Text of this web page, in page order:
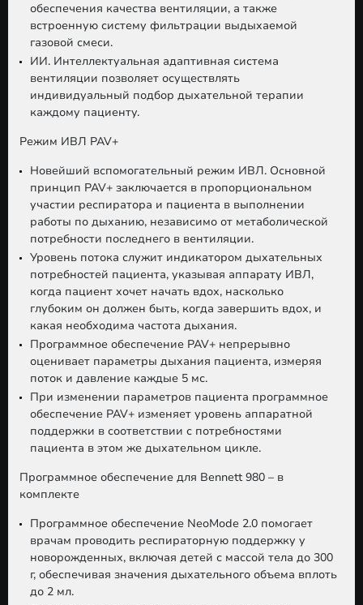
обеспечения качества вентиляции, а также
встроенную систему фильтрации выдыхаемой
газовой смеси.
ИИ. Интеллектуальная адаптивная система
вентиляции позволяет осуществлять
индивидуальный подбор дыхательной терапии
каждому пациенту.
Режим ИВЛ PAV+
Новейший вспомогательный режим ИВЛ. Основной
принцип PAV+ заключается в пропорциональном
участии респиратора и пациента в выполнении
работы по дыханию, независимо от метаболической
потребности последнего в вентиляции.
Уровень потока служит индикатором дыхательных
потребностей пациента, указывая аппарату ИВЛ,
когда пациент хочет начать вдох, насколько
глубоким он должен быть, когда завершить вдох, и
какая необходима частота дыхания.
Программное обеспечение PAV+ непрерывно
оценивает параметры дыхания пациента, измеряя
поток и давление каждые 5 мс.
При изменении параметров пациента программное
обеспечение PAV+ изменяет уровень аппаратной
поддержки в соответствии с потребностями
пациента в этом же дыхательном цикле.
Программное обеспечение для Bennett 980 – в
комплекте
Программное обеспечение NeoMode 2.0 помогает
врачам проводить респираторную поддержку у
новорожденных, включая детей с массой тела до 300
г, обеспечивая значения дыхательного объема вплоть
до 2 мл.